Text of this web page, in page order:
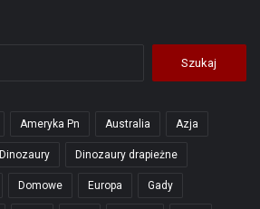
Ameryka Pn Australia Azja
Dinozaury Dinozaury drapieżne
Domowe Europa Gady